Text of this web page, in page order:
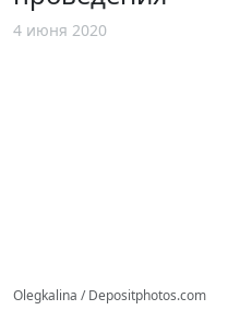
4 июня 2020
Olegkalina / Depositphotos.com